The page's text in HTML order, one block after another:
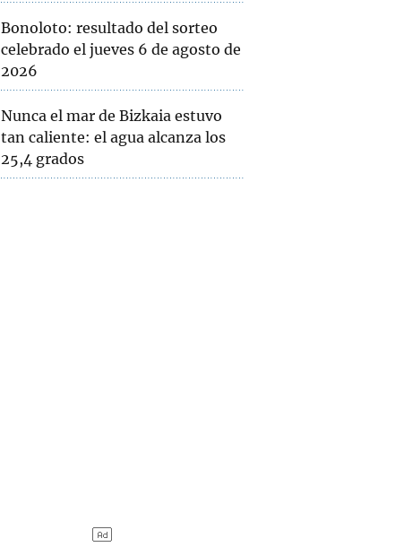
Bonoloto: resultado del sorteo
celebrado el jueves 6 de agosto de
2026
Nunca el mar de Bizkaia estuvo
tan caliente: el agua alcanza los
25,4 grados